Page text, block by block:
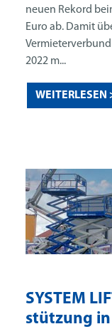
SYSTEM
stützung
neuen Rekord
Euro ab. Damit
2022 m...
WEITERLESEN